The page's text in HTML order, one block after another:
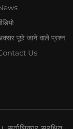
पूछे जाने वाले प्रश्न
Us